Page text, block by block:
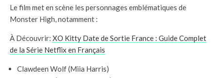
Le film met en scène les personnages emblématiques de
Monster High, notamment :
À Découvrir: XO Kitty Date de Sortie France : Guide Complet
de la Série Netflix en Français
Clawdeen Wolf (Miia Harris)